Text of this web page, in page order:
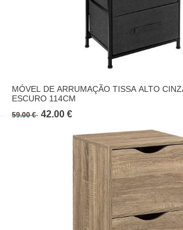
MÓVEL DE ARRUMAÇÃO TISSA ALTO
ESCURO 114CM
59.00 € 42.00 €